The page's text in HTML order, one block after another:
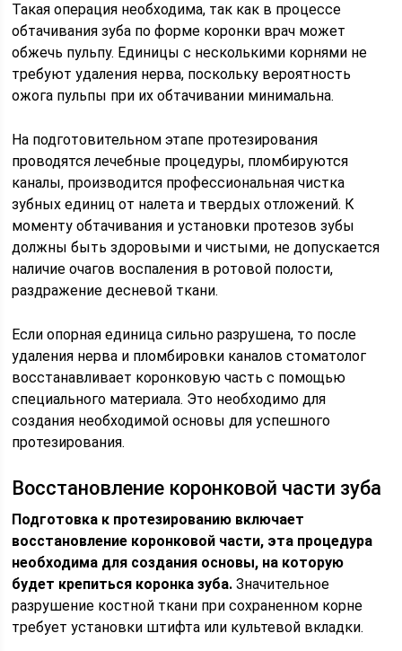
Такая операция необходима, так как в процессе
обтачивания зуба по форме коронки врач может
обжечь пульпу. Единицы с несколькими корнями не
требуют удаления нерва, поскольку вероятность
ожога пульпы при их обтачивании минимальна.
На подготовительном этапе протезирования
проводятся лечебные процедуры, пломбируются
каналы, производится профессиональная чистка
зубных единиц от налета и твердых отложений. К
моменту обтачивания и установки протезов зубы
должны быть здоровыми и чистыми, не допускается
наличие очагов воспаления в ротовой полости,
раздражение десневой ткани.
Если опорная единица сильно разрушена, то после
удаления нерва и пломбировки каналов стоматолог
восстанавливает коронковую часть с помощью
специального материала. Это необходимо для
создания необходимой основы для успешного
протезирования.
Восстановление коронковой части зуба
Подготовка к протезированию включает
восстановление коронковой части, эта процедура
необходима для создания основы, на которую
будет крепиться коронка зуба. Значительное
разрушение костной ткани при сохраненном корне
требует установки штифта или культевой вкладки.